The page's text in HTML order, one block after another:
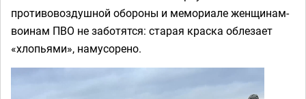
противовоздушной обороны и мемориале женщинам-
воинам ПВО не заботятся: старая краска облезает
«хлопьями», намусорено.